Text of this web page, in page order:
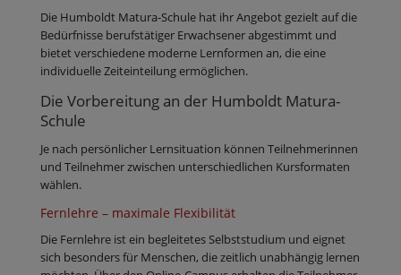
Die Humboldt Matura-Schule hat ihr Angebot gezielt auf die
Bedürfnisse berufstätiger Erwachsener abgestimmt und
bietet verschiedene moderne Lernformen an, die eine
individuelle Zeiteinteilung ermöglichen.
Die Vorbereitung an der Humboldt Matura-
Schule
Je nach persönlicher Lernsituation können Teilnehmerinnen
und Teilnehmer zwischen unterschiedlichen Kursformaten
wählen.
Fernlehre – maximale Flexibilität
Die Fernlehre ist ein begleitetes Selbststudium und eignet
sich besonders für Menschen, die zeitlich unabhängig lernen